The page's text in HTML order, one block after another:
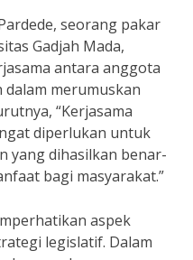
seorang pakar
Gadjah Mada,
antara anggota
merumuskan
“Kerjasama
diperlukan untuk
yang dihasilkan benar-
bagi masyarakat.”
aspek
legislatif. Dalam